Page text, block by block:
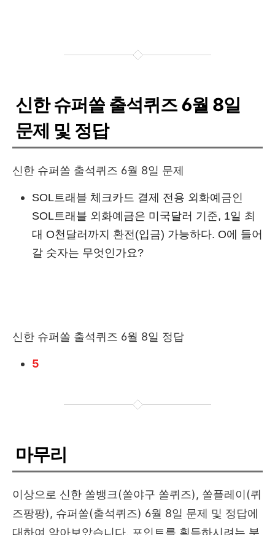
신한 슈퍼쏠 출석퀴즈 6월 8일
문제 및 정답
신한 슈퍼쏠 출석퀴즈 6월 8일 문제
SOL트래블 체크카드 결제 전용 외화예금인
SOL트래블 외화예금은 미국달러 기준, 1일 최
대 O천달러까지 환전(입금) 가능하다. O에 들어
갈 숫자는 무엇인가요?
신한 슈퍼쏠 출석퀴즈 6월 8일 정답
5
마무리
이상으로 신한 쏠뱅크(쏠야구 쏠퀴즈), 쏠플레이(퀴
즈팡팡), 슈퍼쏠(출석퀴즈) 6월 8일 문제 및 정답에